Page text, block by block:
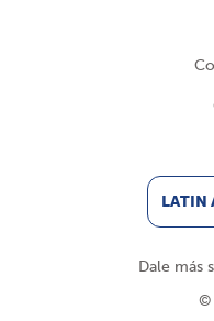
LATIN
Dale más
©